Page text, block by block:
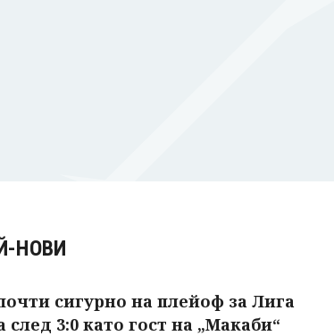
НОВИ
сигурно на плейоф за Лига
след 3:0 като гост на „Макаби“